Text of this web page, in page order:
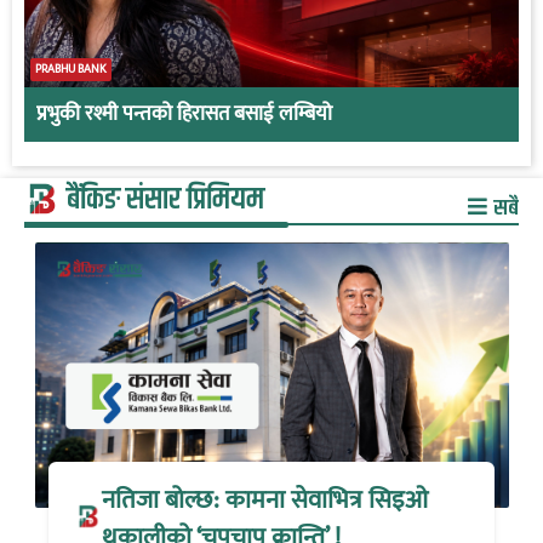
PRABHU BANK
प्रभुकी रश्मी पन्तको हिरासत बसाई लम्बियो
बैंकिङ संसार प्रिमियम सबै
नतिजा बोल्छ: कामना सेवाभित्र सिइओ